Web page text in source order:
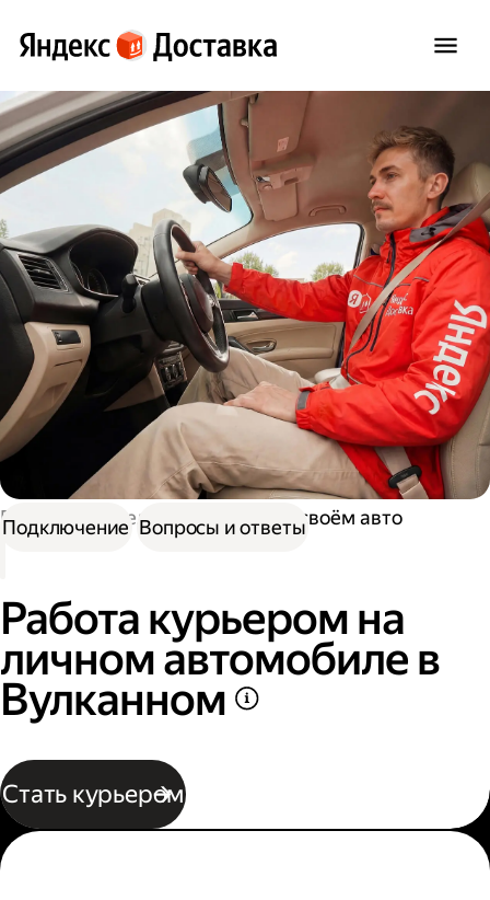
Работа водителем Работа на своём авто
Работа курьером на
личном автомобиле в
Вулканном
Стать курьером
Подключение Вопросы и ответы